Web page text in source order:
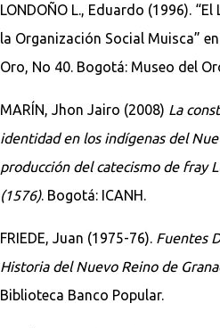
LONDOÑO L., Eduardo (1996).
la Organización Social Muisca”
Oro, No 40. Bogotá: Museo del
MARÍN, Jhon Jairo (2008) La
identidad en los indígenas del
producción del catecismo de fray
(1576). Bogotá: ICANH.
FRIEDE, Juan (1975-76). Fuentes
Historia del Nuevo Reino de
Biblioteca Banco Popular.